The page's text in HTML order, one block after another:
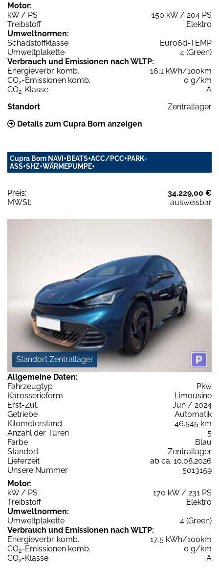
Motor:
kW / PS
150 kW / 204 PS
Treibstoff
Elektro
Umweltnormen:
Schadstoffklasse
Euro6d-TEMP
Umweltplakette
4 (Green)
Verbrauch und Emissionen nach WLTP:
Energieverbr. komb.
16,1 kWh/100km
CO2-Emissionen komb.
0 g/km
CO2-Klasse
A
Standort
Zentrallager
Details zum Cupra Born anzeigen
Cupra Born NAVI+BEATS+ACC/PCC+PARK-
ASS+SHZ+WÄRMEPUMPE+
Preis:
34.229,00 €
MWSt:
ausweisbar
Standort Zentrallager
Allgemeine Daten:
Fahrzeugtyp
Pkw
Karosserieform
Limousine
Erst-Zul.
Jun / 2024
Getriebe
Automatik
Kilometerstand
46.545 km
Anzahl der Türen
5
Farbe
Blau
Standort
Zentrallager
Lieferzeit
ab ca. 10.08.2026
Unsere Nummer
5013159
Motor:
kW / PS
170 kW / 231 PS
Treibstoff
Elektro
Umweltnormen:
Umweltplakette
4 (Green)
Verbrauch und Emissionen nach WLTP:
Energieverbr. komb.
17,5 kWh/100km
CO2-Emissionen komb.
0 g/km
CO2-Klasse
A